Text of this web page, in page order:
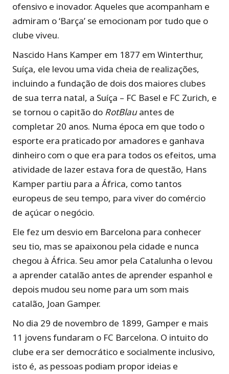
ofensivo e inovador. Aqueles que acompanham e
admiram o ‘Barça’ se emocionam por tudo que o
clube viveu.
Nascido Hans Kamper em 1877 em Winterthur,
Suíça, ele levou uma vida cheia de realizações,
incluindo a fundação de dois dos maiores clubes
de sua terra natal, a Suíça – FC Basel e FC Zurich, e
se tornou o capitão do RotBlauantes de
completar 20 anos. Numa época em que todo o
esporte era praticado por amadores e ganhava
dinheiro com o que era para todos os efeitos, uma
atividade de lazer estava fora de questão, Hans
Kamper partiu para a África, como tantos
europeus de seu tempo, para viver do comércio
de açúcar o negócio.
Ele fez um desvio em Barcelona para conhecer
seu tio, mas se apaixonou pela cidade e nunca
chegou à África. Seu amor pela Catalunha o levou
a aprender catalão antes de aprender espanhol e
depois mudou seu nome para um som mais
catalão, Joan Gamper.
No dia 29 de novembro de 1899, Gamper e mais
11 jovens fundaram o FC Barcelona. O intuito do
clube era ser democrático e socialmente inclusivo,
isto é, as pessoas podiam propor ideias e